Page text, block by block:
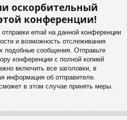
оскорбительный
конференции!
email на данной конференции
и возможность отслеживания
подобные сообщения. Отправьте
конференции с полной копией
включить все заголовки, в
информация об отправителе.
в этом случае принять меры.